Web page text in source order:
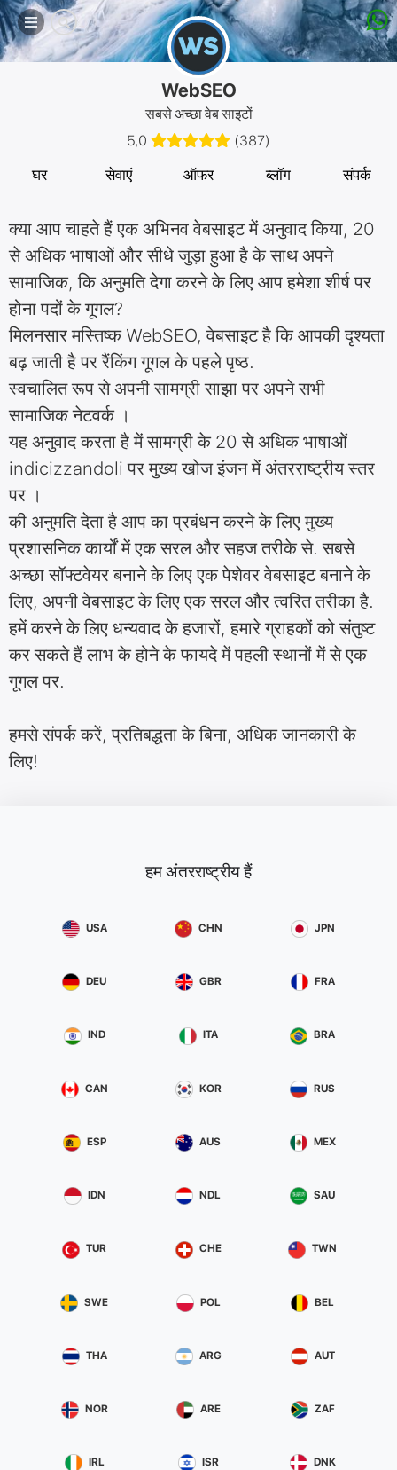
मोबाइल
मेनू
WebSEO
सबसे अच्छा वेब साइटों
5,0
(387)
घर सेवाएं ऑफर ब्लॉग संपर्क
क्या आप चाहते हैं एक अभिनव वेबसाइट में अनुवाद किया, 20
से अधिक भाषाओं और सीधे जुड़ा हुआ है के साथ अपने
सामाजिक, कि अनुमति देगा करने के लिए आप हमेशा शीर्ष पर
होना पदों के गूगल?
मिलनसार मस्तिष्क WebSEO, वेबसाइट है कि आपकी दृश्यता
बढ़ जाती है पर रैंकिंग गूगल के पहले पृष्ठ.
स्वचालित रूप से अपनी सामग्री साझा पर अपने सभी
सामाजिक नेटवर्क ।
यह अनुवाद करता है में सामग्री के 20 से अधिक भाषाओं
indicizzandoli पर मुख्य खोज इंजन में अंतरराष्ट्रीय स्तर
पर ।
की अनुमति देता है आप का प्रबंधन करने के लिए मुख्य
प्रशासनिक कार्यों में एक सरल और सहज तरीके से. सबसे
अच्छा सॉफ्टवेयर बनाने के लिए एक पेशेवर वेबसाइट बनाने के
लिए, अपनी वेबसाइट के लिए एक सरल और त्वरित तरीका है.
हमें करने के लिए धन्यवाद के हजारों, हमारे ग्राहकों को संतुष्ट
कर सकते हैं लाभ के होने के फायदे में पहली स्थानों में से एक
गूगल पर.
हमसे संपर्क करें, प्रतिबद्धता के बिना, अधिक जानकारी के
लिए!
हम अंतरराष्ट्रीय हैं
USA CHN JPN
DEU GBR FRA
IND ITA BRA
CAN KOR RUS
ESP AUS MEX
IDN NDL SAU
TUR CHE TWN
SWE POL BEL
THA ARG AUT
NOR ARE ZAF
IRL ISR DNK